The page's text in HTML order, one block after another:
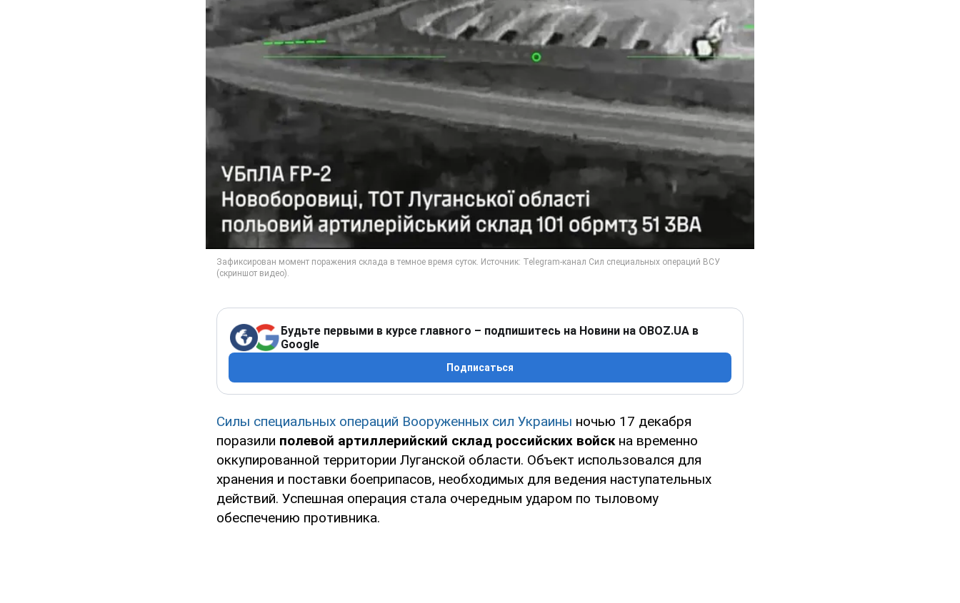
Будьте первыми в курсе главного – подпишитесь на Новини на OBOZ.UA в
Google
Подписаться
Силы специальных операций Вооруженных сил Украины ночью 17 декабря
поразили полевой артиллерийский склад российских войскна временно
оккупированной территории Луганской области. Объект использовался для
хранения и поставки боеприпасов, необходимых для ведения наступательных
действий. Успешная операция стала очередным ударом по тыловому
обеспечению противника.